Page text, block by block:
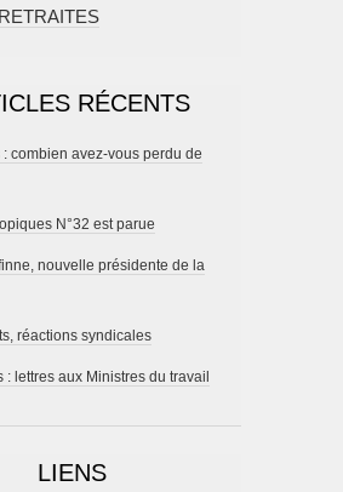
RÉCENTS
combien avez-vous perdu de
N°32 est parue
nouvelle présidente de la
réactions syndicales
: lettres aux Ministres du travail
LIENS